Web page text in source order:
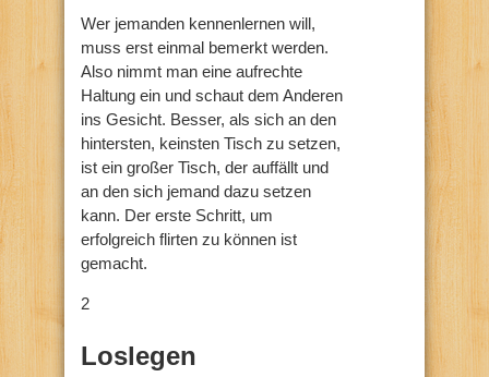
Wer jemanden kennenlernen will,
muss erst einmal bemerkt werden.
Also nimmt man eine aufrechte
Haltung ein und schaut dem Anderen
ins Gesicht. Besser, als sich an den
hintersten, keinsten Tisch zu setzen,
ist ein großer Tisch, der auffällt und
an den sich jemand dazu setzen
kann. Der erste Schritt, um
erfolgreich flirten zu können ist
gemacht.
2
Loslegen